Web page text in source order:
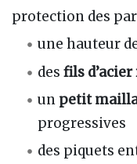
protection des
une hauteur
desfils
un petit
progressives
des piquets